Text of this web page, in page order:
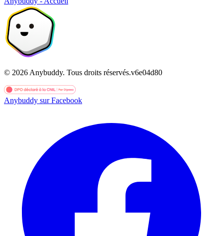
© 2026 Anybuddy. Tous droits réservés.v6e04d80
Anybuddy sur Facebook